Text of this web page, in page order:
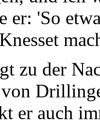
er: 'So
zu der
von
er auch